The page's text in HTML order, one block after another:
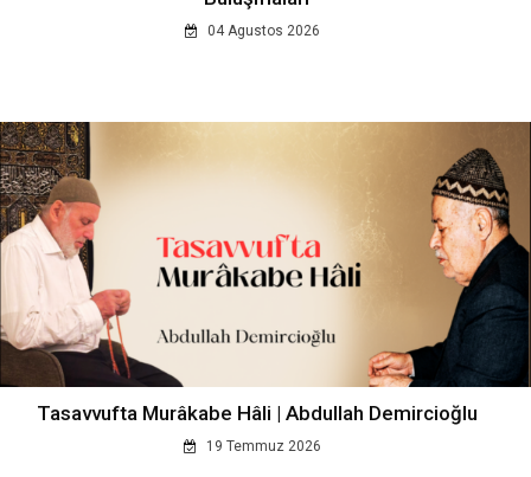
04 Agustos 2026
Tasavvufta Murâkabe Hâli | Abdullah Demircioğlu
19 Temmuz 2026